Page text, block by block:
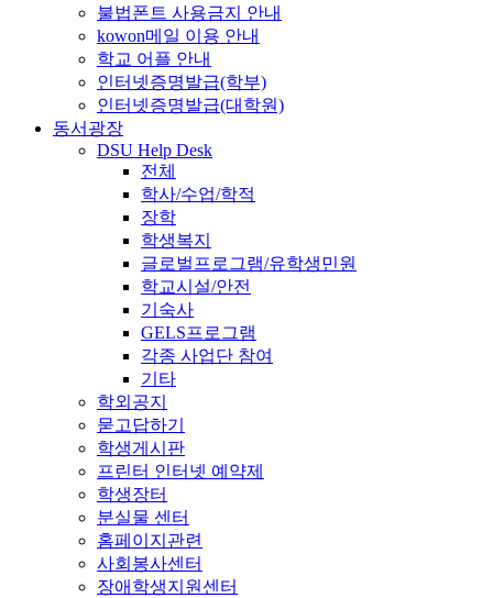
불법폰트 사용금지 안내
kowon메일 이용 안내
학교 어플 안내
인터넷증명발급(학부)
인터넷증명발급(대학원)
동서광장
DSU Help Desk
전체
학사/수업/학적
장학
학생복지
글로벌프로그램/유학생민원
학교시설/안전
기숙사
GELS프로그램
각종 사업단 참여
기타
학외공지
묻고답하기
학생게시판
프린터 인터넷 예약제
학생장터
분실물 센터
홈페이지관련
사회봉사센터
장애학생지원센터